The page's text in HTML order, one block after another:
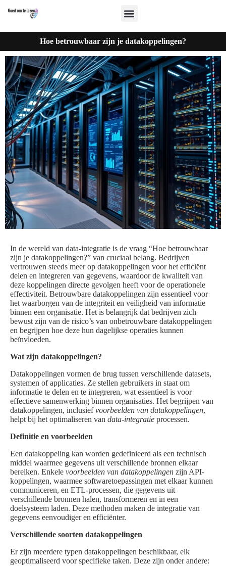
Hoe betrouwbaar zijn je datakoppelingen?
In de wereld van data-integratie is de vraag “Hoe betrouwbaar
zijn je datakoppelingen?” van cruciaal belang. Bedrijven
vertrouwen steeds meer op datakoppelingen voor het efficiënt
delen en integreren van gegevens, waardoor de kwaliteit van
deze koppelingen directe gevolgen heeft voor de operationele
effectiviteit. Betrouwbare datakoppelingen zijn essentieel voor
het waarborgen van de integriteit en veiligheid van informatie
binnen een organisatie. Het is belangrijk dat bedrijven zich
bewust zijn van de risico’s van onbetrouwbare datakoppelingen
en begrijpen hoe deze hun dagelijkse operaties kunnen
beïnvloeden.
Wat zijn datakoppelingen?
Datakoppelingen vormen de brug tussen verschillende datasets,
systemen of applicaties. Ze stellen gebruikers in staat om
informatie te delen en te integreren, wat essentieel is voor
effectieve samenwerking binnen organisaties. Het begrijpen van
datakoppelingen, inclusiefvoorbeelden van datakoppelingen,
helpt bij het optimaliseren van data-integratie processen.
Definitie en voorbeelden
Een datakoppeling kan worden gedefinieerd als een technisch
middel waarmee gegevens uit verschillende bronnen elkaar
bereiken. Enkele voorbeelden van datakoppelingen zijn API-
koppelingen, waarmee softwaretoepassingen met elkaar kunnen
communiceren, en ETL-processen, die gegevens uit
verschillende bronnen halen, transformeren en in een
doelsysteem laden. Deze methoden maken de integratie van
gegevens eenvoudiger en efficiënter.
Verschillende soorten datakoppelingen
Er zijn meerdere typen datakoppelingen beschikbaar, elk
geoptimaliseerd voor specifieke taken. Deze zijn onder andere: